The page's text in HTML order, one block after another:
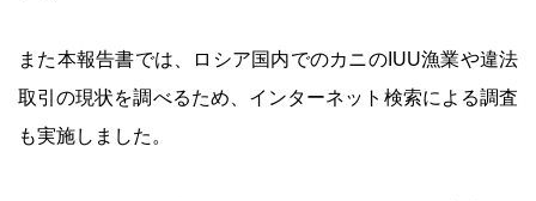
また本報告書では、ロシア国内でのカニのIUU漁業や違法
取引の現状を調べるため、インターネット検索による調査
も実施しました。